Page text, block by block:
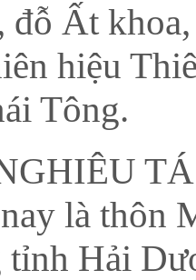
Ất
hiệu
Tông.
TÁ -
là thôn
Hải